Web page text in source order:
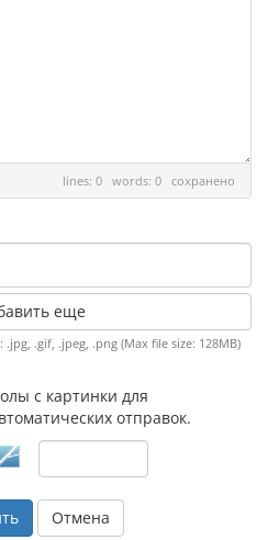
lines: 0 words: 0 сохранено
еще
.gif, .jpeg, .png (Max file size: 128MB)
с картинки для
отправок.
Отмена